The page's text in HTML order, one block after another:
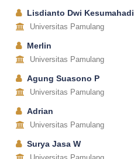
Lisdianto Dwi Kesumahadi
Universitas Pamulang
Merlin
Universitas Pamulang
Agung Suasono P
Universitas Pamulang
Adrian
Universitas Pamulang
Surya Jasa W